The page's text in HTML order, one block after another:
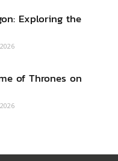
Exploring the
of Thrones on